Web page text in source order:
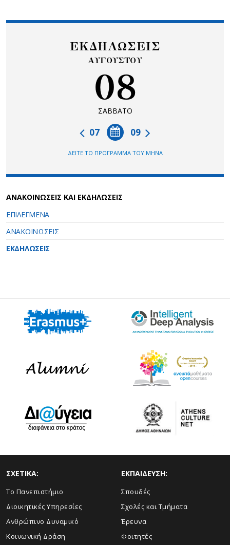
ΕΚΔΗΛΩΣΕΙΣ
ΑΥΓΟΥΣΤΟΥ
08
ΣΑΒΒΑΤΟ
09
07
ΔΕΙΤΕ ΤΟ ΠΡΟΓΡΑΜΜΑ ΤΟΥ ΜΗΝΑ
ΑΝΑΚΟΙΝΩΣΕΙΣ ΚΑΙ ΕΚΔΗΛΩΣΕΙΣ
ΕΠΙΛΕΓΜΕΝΑ
ΑΝΑΚΟΙΝΩΣΕΙΣ
ΕΚΔΗΛΩΣΕΙΣ
ΣΧΕΤΙΚΑ:
Το Πανεπιστήμιο
Διοικητικές Υπηρεσίες
Ανθρώπινο Δυναμικό
Κοινωνική Δράση
ΕΚΠΑΙΔΕΥΣΗ:
Σπουδές
Σχολές και Τμήματα
Έρευνα
Φοιτητές